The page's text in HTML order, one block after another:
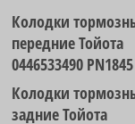
Колодки
передние Тойота
0446533490 PN1845
Колодки
задние Тойота